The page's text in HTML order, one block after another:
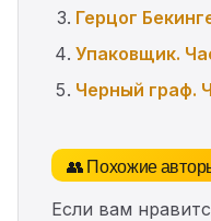
Герцог
Упаковщик.
Черный граф.
👥 Похожие
Если вам